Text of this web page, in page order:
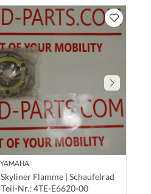
YAMAHA
Flamme | Schaufelrad
Nr.: 4TE-E6620-00